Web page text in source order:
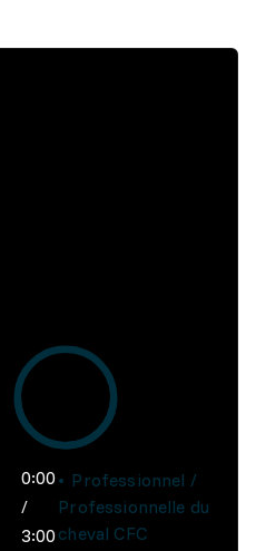
0:00
/
3:00
Professionnel /
Professionnelle du
cheval CFC